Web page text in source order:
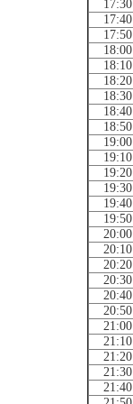
17:30
17:40
17:50
18:00
18:10
18:20
18:30
18:40
18:50
19:00
19:10
19:20
19:30
19:40
19:50
20:00
20:10
20:20
20:30
20:40
20:50
21:00
21:10
21:20
21:30
21:40